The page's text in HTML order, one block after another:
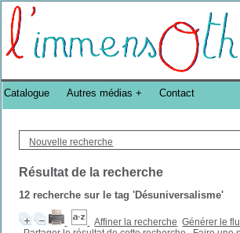
Bibliothèque DoucheFLUX Bibliotheek -->
Nouvelle recherche
Résultat de la recherche
12 recherche sur le tag'Désuniversalisme'
Affiner la recherche Générer le
Catalogue Autres médias Contact